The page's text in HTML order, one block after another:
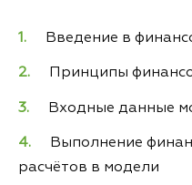
Введение в
Принципы
Входные данные
Выполнение
расчётов в модели